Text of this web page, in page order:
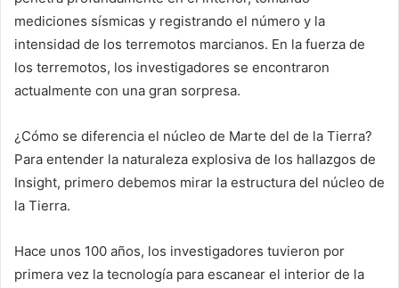
mediciones sísmicas y registrando el número y la
intensidad de los terremotos marcianos. En la fuerza de
los terremotos, los investigadores se encontraron
actualmente con una gran sorpresa.
¿Cómo se diferencia el núcleo de Marte del de la Tierra?
Para entender la naturaleza explosiva de los hallazgos de
Insight, primero debemos mirar la estructura del núcleo de
la Tierra.
Hace unos 100 años, los investigadores tuvieron por
primera vez la tecnología para escanear el interior de la